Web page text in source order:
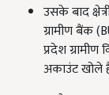
उसके बाद
ग्रामीण बैंक
प्रदेश
अकाउंट खोले